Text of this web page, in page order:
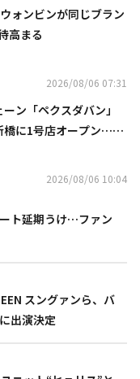
ォンビンが同じブラン
高まる
2026/08/06 07:31
ン「ペクスダバン」
橋に1号店オープン…海
2026/08/06 10:04
ト延期うけ…ファン
スングァンら、バ
出演決定